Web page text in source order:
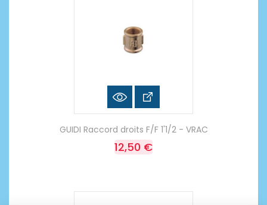
GUIDI Raccord droits F/F 1'1/2 - VRAC
12,50 €